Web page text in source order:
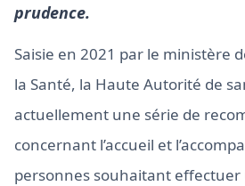
prudence.
Saisie en 2021 par le ministère
la Santé, la Haute Autorité de
actuellement une série de
concernant l’accueil et
personnes souhaitant